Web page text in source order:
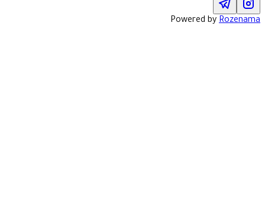
Powered by Rozenama